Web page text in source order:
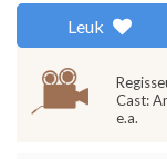
Leuk
Cast:
e.a.